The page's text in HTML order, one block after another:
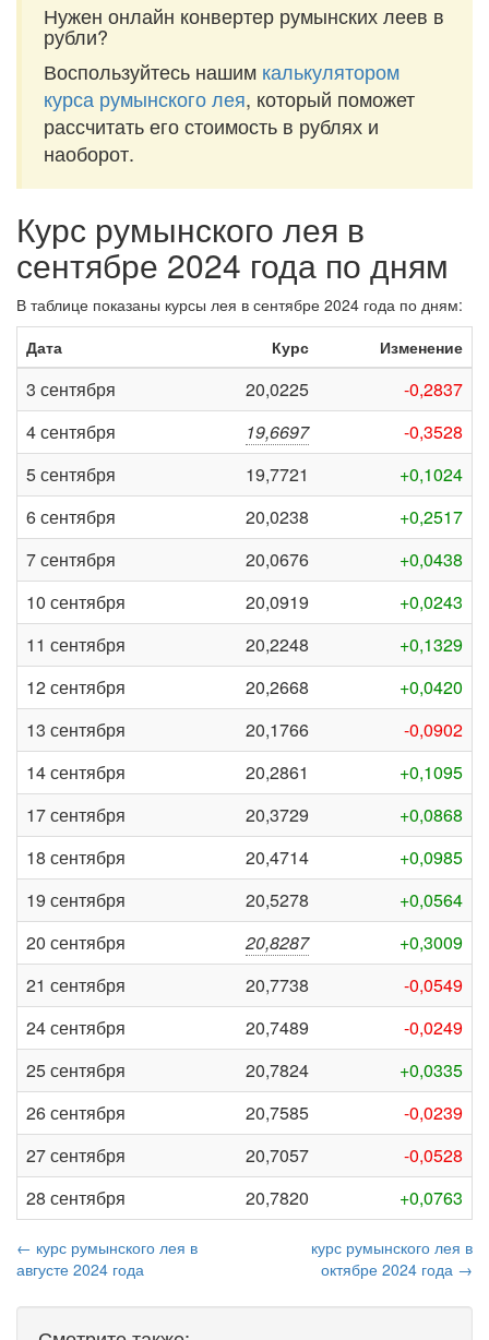
Нужен онлайн конвертер румынских леев в
рубли?
Воспользуйтесь нашим калькулятором
курса румынского лея, который поможет
рассчитать его стоимость в рублях и
наоборот.
Курс румынского лея в
сентябре 2024 года по дням
В таблице показаны курсы лея в сентябре 2024 года по дням:
Дата
Курс Изменение
3 сентября 20,0225
-0,2837
4 сентября
19,6697
-0,3528
5 сентября
19,7721
+0,1024
6 сентября
20,0238
+0,2517
7 сентября
20,0676
+0,0438
10 сентября
20,0919
+0,0243
11 сентября
20,2248
+0,1329
12 сентября
20,2668
+0,0420
13 сентября
20,1766
-0,0902
14 сентября
20,2861
+0,1095
17 сентября
20,3729
+0,0868
18 сентября
20,4714
+0,0985
19 сентября
20,5278
+0,0564
20 сентября
20,8287
+0,3009
21 сентября
20,7738
-0,0549
24 сентября
20,7489
-0,0249
25 сентября
20,7824
+0,0335
26 сентября
20,7585
-0,0239
27 сентября
20,7057
-0,0528
28 сентября
20,7820 +0,0763
← курс румынского лея в
августе 2024 года
курс румынского лея в
октябре 2024 года →